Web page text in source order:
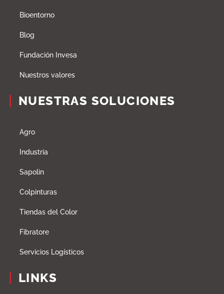
Bioentorno
Blog
Fundación Invesa
Nuestros valores
NUESTRAS SOLUCIONES
Agro
Industria
Sapolin
Colpinturas
Tiendas del Color
Fibratore
Servicios Logísticos
LINKS